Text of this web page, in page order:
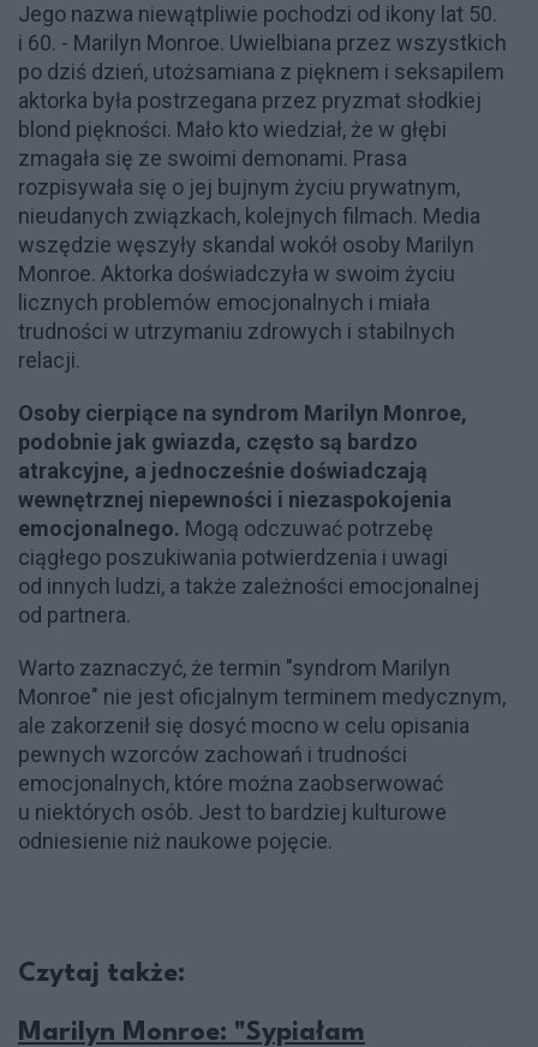
Jego nazwa niewątpliwie pochodzi od ikony lat 50.
i 60. - Marilyn Monroe. Uwielbiana przez wszystkich
po dziś dzień, utożsamiana z pięknem i seksapilem
aktorka była postrzegana przez pryzmat słodkiej
blond piękności. Mało kto wiedział, że w głębi
zmagała się ze swoimi demonami. Prasa
rozpisywała się o jej bujnym życiu prywatnym,
nieudanych związkach, kolejnych filmach. Media
wszędzie węszyły skandal wokół osoby Marilyn
Monroe. Aktorka doświadczyła w swoim życiu
licznych problemów emocjonalnych i miała
trudności w utrzymaniu zdrowych i stabilnych
relacji.
Osoby cierpiące na syndrom Marilyn Monroe,
podobnie jak gwiazda, często są bardzo
atrakcyjne, a jednocześnie doświadczają
wewnętrznej niepewności i niezaspokojenia
emocjonalnego. Mogą odczuwać potrzebę
ciągłego poszukiwania potwierdzenia i uwagi
od innych ludzi, a także zależności emocjonalnej
od partnera.
Warto zaznaczyć, że termin "syndrom Marilyn
Monroe" nie jest oficjalnym terminem medycznym,
ale zakorzenił się dosyć mocno w celu opisania
pewnych wzorców zachowań i trudności
emocjonalnych, które można zaobserwować
u niektórych osób. Jest to bardziej kulturowe
odniesienie niż naukowe pojęcie.
Czytaj także:
Marilyn Monroe: "Sypiałam